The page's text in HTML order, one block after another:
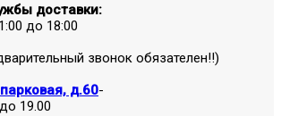
доставки:
до 18:00
звонок обязателен!!)
д.60-
19.00